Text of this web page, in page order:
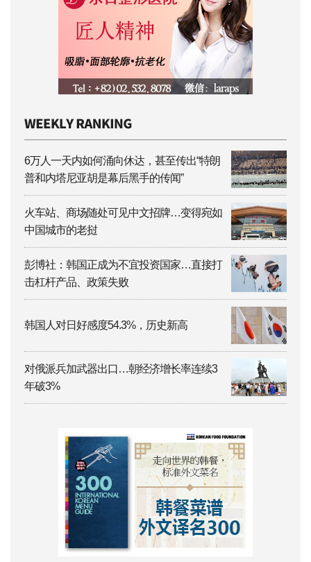
6万人一天内如何涌向休达，甚至传出“特朗
普和内塔尼亚胡是幕后黑手的传闻”
火车站、商场随处可见中文招牌…变得宛如
中国城市的老挝
彭博社：韩国正成为不宜投资国家…直接打
击杠杆产品、政策失败
韩国人对日好感度54.3%，历史新高
对俄派兵加武器出口…朝经济增长率连续3
年破3%